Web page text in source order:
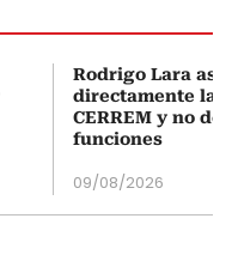
Rodrigo Lara
directamente la
CERREM y no
funciones
09/08/2026